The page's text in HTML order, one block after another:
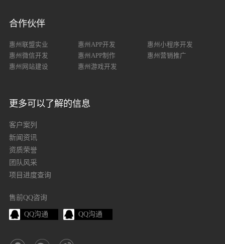
合作伙伴
惠州联盟实业 惠州APP开发
惠州小程序开发
惠州微信开发
惠州APP制作
惠州营销推广
惠州网站建设
惠州游戏开发
更多可以了解的信息
客户案列
新闻资讯
资质荣誉
团队风采
项目进度查询
售前QQ咨询
QQ沟通 QQ沟通